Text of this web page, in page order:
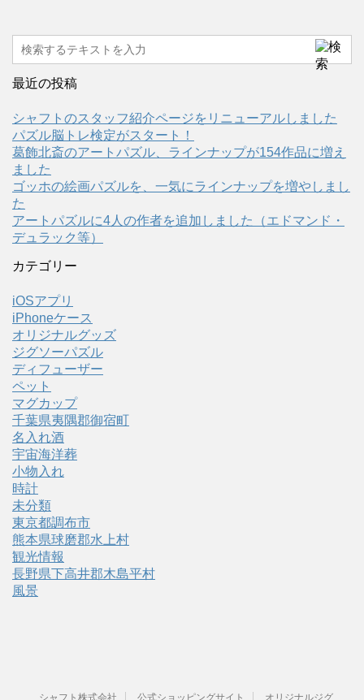
最近の投稿
シャフトのスタッフ紹介ページをリニューアルしました
パズル脳トレ検定がスタート！
葛飾北斎のアートパズル、ラインナップが154作品に増え
ました
ゴッホの絵画パズルを、一気にラインナップを増やしまし
た
アートパズルに4人の作者を追加しました（エドマンド・
デュラック等）
カテゴリー
iOSアプリ
iPhoneケース
オリジナルグッズ
ジグソーパズル
ディフューザー
ペット
マグカップ
千葉県夷隅郡御宿町
名入れ酒
宇宙海洋葬
小物入れ
時計
未分類
東京都調布市
熊本県球磨郡水上村
観光情報
長野県下高井郡木島平村
風景
シャフト株式会社 公式ショッピングサイト オリジナルジグ